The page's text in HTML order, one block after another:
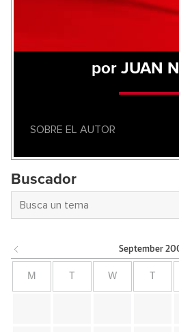
por JUAN
SOBRE EL AUTOR
Buscador
September
M W